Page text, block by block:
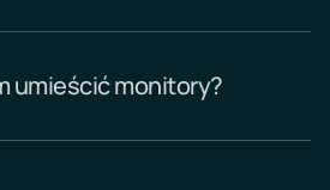
umieścić monitory?